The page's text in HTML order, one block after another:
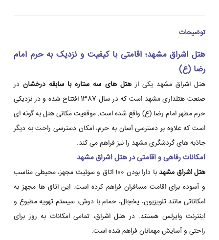
توضیحات
هتل اشراق مشهد؛ اقامتی با کیفیت و نزدیک به حرم امام
رضا (ع)
هتل اشراق مشهد یکی ازهتل های سه ستاره با سابقه درخشاندر
صنعت هتلداری مشهد است که در سال 1387 افتتاح شده و در نزدیکی
حرم مطهر امام رضا (ع) واقع شده است. موقعیت مکانی هتل به گونه ای
است که علاوه بر دسترسی آسان به حرم، امکان دسترسی راحت به دیگر
جاذبه های گردشگری مشهد را نیز فراهم می کند.
امکانات رفاهی و اقامتی در هتل اشراق مشهد
هتل اشراق مشهد
با دارا بودن 100 اتاق و سوئیت مجهز، محیطی مناسب
و آسوده برای اقامت مسافران فراهم کرده است. این اتاق ها مجهز به
امکاناتی مانند تلویزیون، یخچال، حمام با دوش، سیستم تهویه مطبوع و
اینترنت وایرلس هستند. در هتل اشراق، تمامی امکانات به روز برای
راحتی و آسایش مهمانان فراهم شده است.